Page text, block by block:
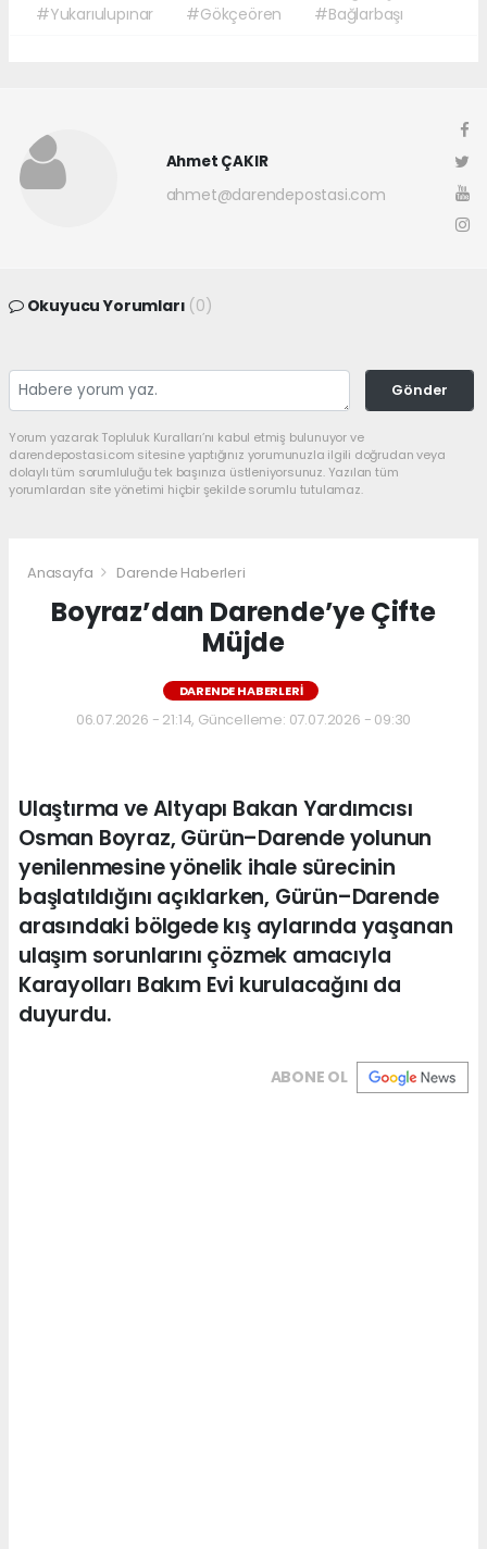
#Yukarıulupınar
#Gökçeören #Bağlarbaşı
Ahmet ÇAKIR
ahmet@darendepostasi.com
Okuyucu Yorumları (0)
Gönder
Yorum yazarak Topluluk Kuralları’nı kabul etmiş bulunuyor ve
darendepostasi.com sitesine yaptığınız yorumunuzla ilgili doğrudan veya
dolaylı tüm sorumluluğu tek başınıza üstleniyorsunuz. Yazılan tüm
yorumlardan site yönetimi hiçbir şekilde sorumlu tutulamaz.
Anasayfa Darende Haberleri
Boyraz’dan Darende’ye Çifte
Müjde
DARENDE HABERLERI
06.07.2026 - 21:14, Güncelleme: 07.07.2026 - 09:30
Ulaştırma ve Altyapı Bakan Yardımcısı
Osman Boyraz, Gürün–Darende yolunun
yenilenmesine yönelik ihale sürecinin
başlatıldığını açıklarken, Gürün–Darende
arasındaki bölgede kış aylarında yaşanan
ulaşım sorunlarını çözmek amacıyla
Karayolları Bakım Evi kurulacağını da
duyurdu.
ABONE OL